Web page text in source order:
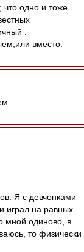
что одно и тоже .
.
вместо.
Я с девчонками
играл на равных.
мной одиново, в
то физически